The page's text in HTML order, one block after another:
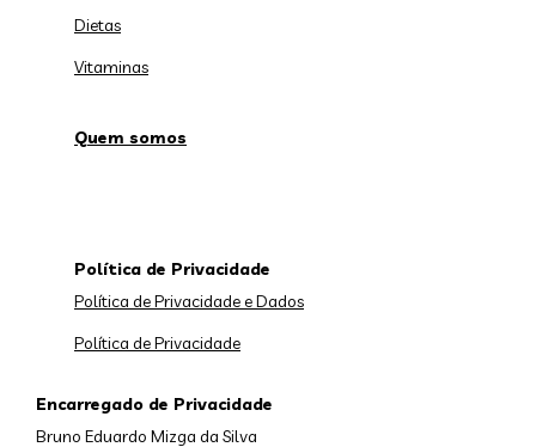
Dietas
Vitaminas
Quem somos
Política de Privacidade
Política de Privacidade e Dados
Política de Privacidade
Encarregado de Privacidade
Bruno Eduardo Mizga da Silva